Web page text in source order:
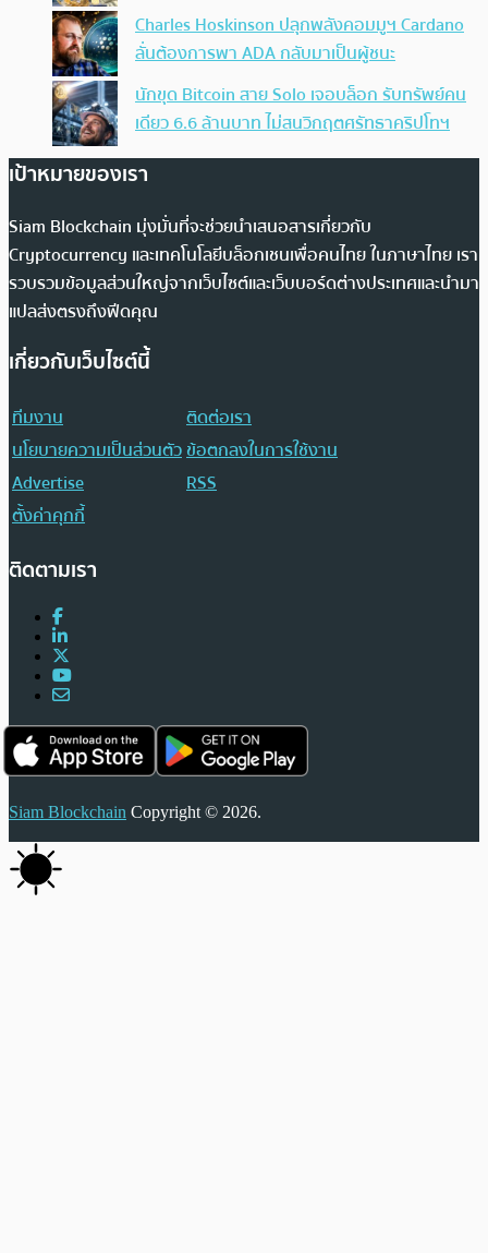
Charles Hoskinson ปลุกพลังคอมมูฯ Cardano
ลั่นต้องการพา ADA กลับมาเป็นผู้ชนะ
นักขุด Bitcoin สาย Solo เจอบล็อก รับทรัพย์คน
เดียว 6.6 ล้านบาท ไม่สนวิกฤตศรัทธาคริปโทฯ
เป้าหมายของเรา
Siam Blockchain มุ่งมั่นที่จะช่วยนำเสนอสารเกี่ยวกับ
Cryptocurrency และเทคโนโลยีบล็อกเชนเพื่อคนไทย ในภาษาไทย เรา
รวบรวมข้อมูลส่วนใหญ่จากเว็บไซต์และเว็บบอร์ดต่างประเทศและนำมา
แปลส่งตรงถึงฟีดคุณ
เกี่ยวกับเว็บไซต์นี้
ทีมงาน
ติดต่อเรา
นโยบายความเป็นส่วนตัวข้อตกลงในการใช้งาน
Advertise
RSS
ตั้งค่าคุกกี้
ติดตามเรา
Siam Blockchain Copyright © 2026.